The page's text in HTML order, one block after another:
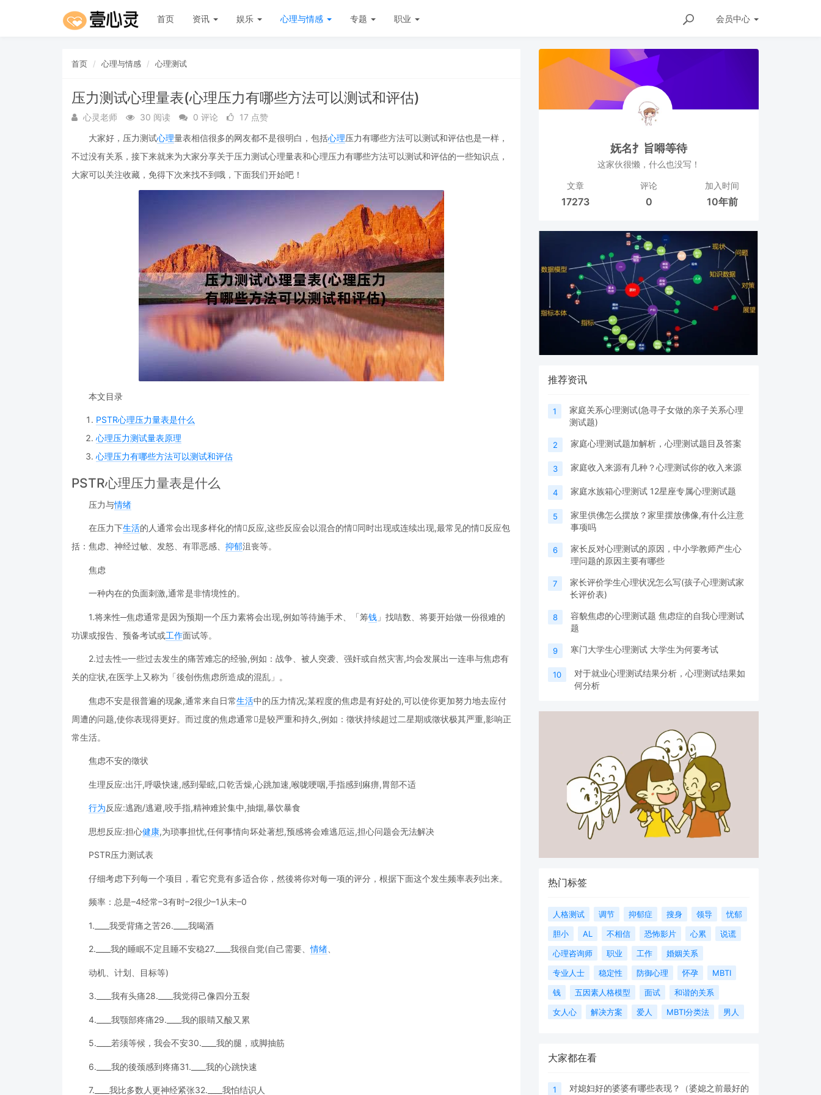
首页 资讯 娱乐 心理与情感 专题 职业 会员中心
首页 心理与情感 心理测试
压力测试心理量表(心理压力有哪些方法可以测试和评估)
心灵老师 30 阅读 0 评论
17 点赞
大家好，压力测试心理量表相信很多的网友都不是很明白，包括心理压力有哪些方法可以测试和评估也是一样，
不过没有关系，接下来就来为大家分享关于压力测试心理量表和心理压力有哪些方法可以测试和评估的一些知识点，
大家可以关注收藏，免得下次来找不到哦，下面我们开始吧！
本文目录
PSTR心理压力量表是什么
心理压力测试量表原理
心理压力有哪些方法可以测试和评估
PSTR心理压力量表是什么
压力与情绪
在压力下生活的人通常会出现多样化的情反应,这些反应会以混合的情同时出现或连续出现,最常见的情反应包
括：焦虑、神经过敏、发怒、有罪恶感、 抑郁沮丧等。
焦虑
一种内在的负面刺激,通常是非情境性的。
1.将来性─焦虑通常是因为预期一个压力素将会出现,例如等待施手术、「筹钱 」找咭数、将要开始做一份很难的
功课或报告、预备考试或工作面试等。
2.过去性─一些过去发生的痛苦难忘的经验,例如：战争、被人突袭、强奸或自然灾害,均会发展出一连串与焦虑有
关的症状,在医学上又称为「後创伤焦虑所造成的混乱」。
焦虑不安是很普遍的现象,通常来自日常生活中的压力情况;某程度的焦虑是有好处的,可以使你更加努力地去应付
周遭的问题,使你表现得更好。而过度的焦虑通常是较严重和持久,例如：徵状持续超过二星期或徵状极其严重,影响正
常生活。
焦虑不安的徵状
生理反应:出汗,呼吸快速,感到晕眩,口乾舌燥,心跳加速,喉咙哽咽,手指感到痳痹,胃部不适
行为反应:逃跑/逃避,咬手指,精神难於集中,抽烟,暴饮暴食
思想反应:担心健康,为琐事担忧,任何事情向坏处著想,预感将会难逃厄运,担心问题会无法解决
PSTR压力测试表
仔细考虑下列每一个项目，看它究竟有多适合你，然後将你对每一项的评分，根据下面这个发生频率表列出来。
频率：总是–4经常–3有时–2很少–1从未–0
1.____我受背痛之苦26.____我喝酒
2.____我的睡眠不定且睡不安稳27.____我很自觉(自己需要、情绪
动机、计划、目标等)
3.____我有头痛28.____我觉得己像四分五裂
4.____我颚部疼痛29.____我的眼睛又酸又累
5.____若须等候，我会不安30.____我的腿，或脚抽筋
6.____我的後颈感到疼痛31.____我的心跳快速
7.____我比多数人更神经紧张32.____我怕结识人
妩名扌旨嘚等待
这家伙很懒，什么也没写！
文章
17273
评论
0
加入时间
10年前
推荐资讯
1
家庭关系心理测试(急寻子女做的亲子关系心理
测试题)
2 家庭心理测试题加解析，心理测试题目及答案
3 家庭收入来源有几种？心理测试你的收入来源
4 家庭水族箱心理测试 12星座专属心理测试题
5
家里供佛怎么摆放？家里摆放佛像,有什么注意
事项吗
6
家长反对心理测试的原因，中小学教师产生心
理问题的原因主要有哪些
7
家长评价学生心理状况怎么写(孩子心理测试家
长评价表)
8
容貌焦虑的心理测试题 焦虑症的自我心理测试
题
9 寒门大学生心理测试 大学生为何要考试
10
对于就业心理测试结果分析，心理测试结果如
何分析
热门标签
人格测试 调节 抑郁症 搜身 领导
忧郁
胆小
AL 不相信 恐怖影片 心累
说谎
心理咨询师
职业 工作
婚姻关系
专业人士
稳定性 防御心理 怀孕
MBTI
钱
五因素人格模型 面试
和谐的关系
女人心
解决方案 爱人 MBTI分类法 男人
大家都在看
1
对媳妇好的婆婆有哪些表现？（婆媳之前最好的